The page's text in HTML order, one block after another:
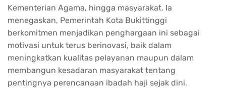
Kementerian Agama, hingga masyarakat. Ia
menegaskan, Pemerintah Kota Bukittinggi
berkomitmen menjadikan penghargaan ini sebagai
motivasi untuk terus berinovasi, baik dalam
meningkatkan kualitas pelayanan maupun dalam
membangun kesadaran masyarakat tentang
pentingnya perencanaan ibadah haji sejak dini.